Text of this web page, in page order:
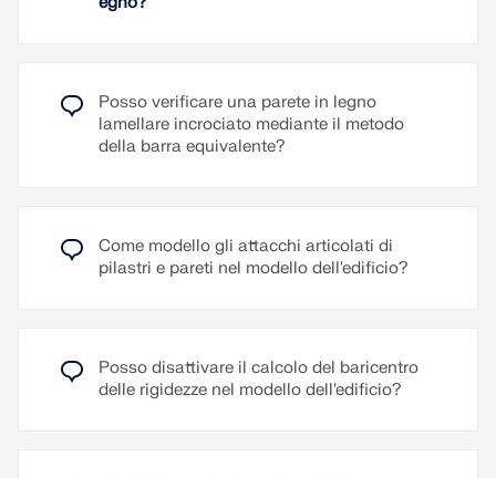
considerazione. Provalo!
strutture 3D (anche costruzioni ibride). Durante la
modellazione, i montanti, le travi, il rivestimento e le
connessioni vengono creati automaticamente. Per
Al video esplicativo
Posso verificare una parete in legno
lamellare incrociato mediante il metodo
della barra equivalente?
Come modello gli attacchi articolati di
pilastri e pareti nel modello dell'edificio?
Posso disattivare il calcolo del baricentro
delle rigidezze nel modello dell'edificio?